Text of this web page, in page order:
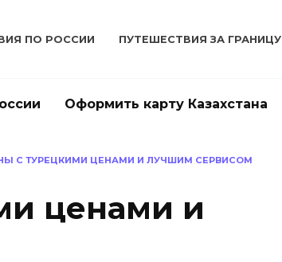
ПО РОССИИ ПУТЕШЕСТВИЯ ЗА ГРАНИЦУ
Оформить карту Казахстана
С ТУРЕЦКИМИ ЦЕНАМИ И ЛУЧШИМ СЕРВИСОМ
ценами и